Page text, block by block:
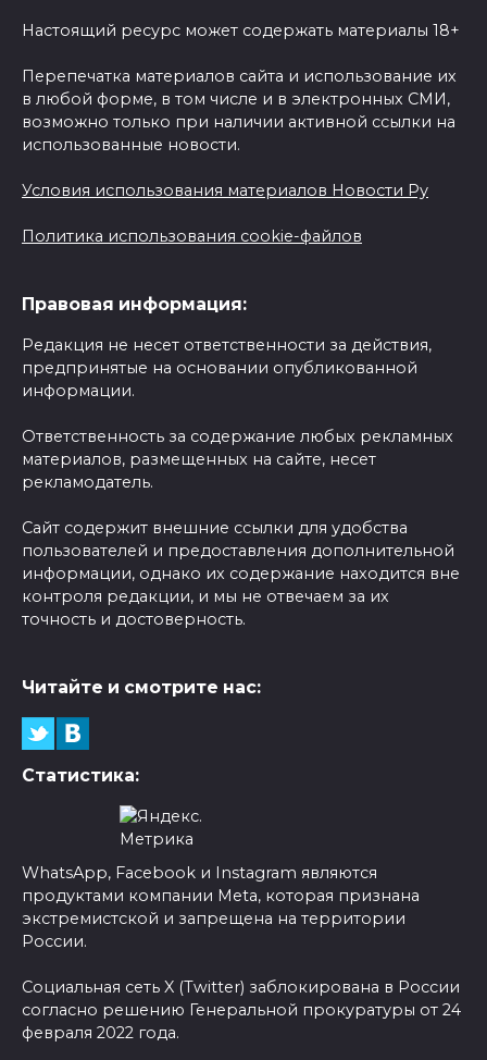
Настоящий ресурс может содержать материалы 18+
Перепечатка материалов сайта и использование их
в любой форме, в том числе и в электронных СМИ,
возможно только при наличии активной ссылки на
использованные новости.
Условия использования материалов Новости Ру
Политика использования cookie-файлов
Правовая информация:
Редакция не несет ответственности за действия,
предпринятые на основании опубликованной
информации.
Ответственность за содержание любых рекламных
материалов, размещенных на сайте, несет
рекламодатель.
Сайт содержит внешние ссылки для удобства
пользователей и предоставления дополнительной
информации, однако их содержание находится вне
контроля редакции, и мы не отвечаем за их
точность и достоверность.
Читайте и смотрите нас:
Статистика:
WhatsApp, Facebook и Instagram являются
продуктами компании Meta, которая признана
экстремистской и запрещена на территории
России.
Социальная сеть X (Twitter) заблокирована в России
согласно решению Генеральной прокуратуры от 24
февраля 2022 года.